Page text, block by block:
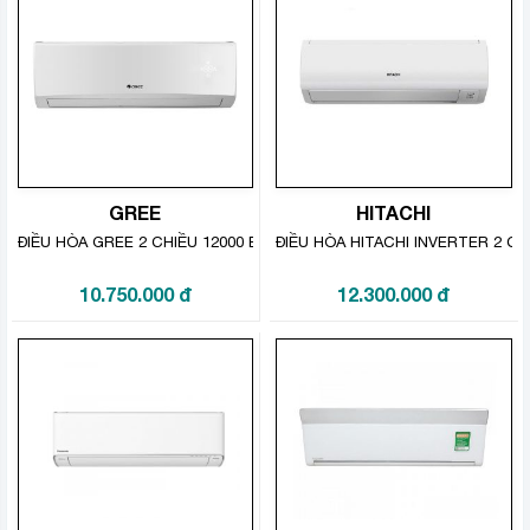
cơ DC Inverter được sử dụng cho dàn lạnh, dàn nóng
sẽ làm tăng hiệu quả hoạt động và vận hành êm ái hơn.
Đặc biệt, công nghệ này của
Air Sleep
GREE
ĐIỀU HÒA GREE 2 CHIỀU 12000 BTU GWH12KC-K6N0C4
10.750.000 đ
HITACHI
ĐIỀU HÒA HITACHI INVERTER 2
12.300.000 đ